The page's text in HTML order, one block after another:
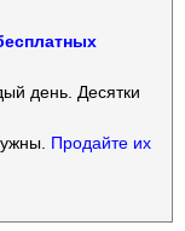
день. Десятки
Продайте их